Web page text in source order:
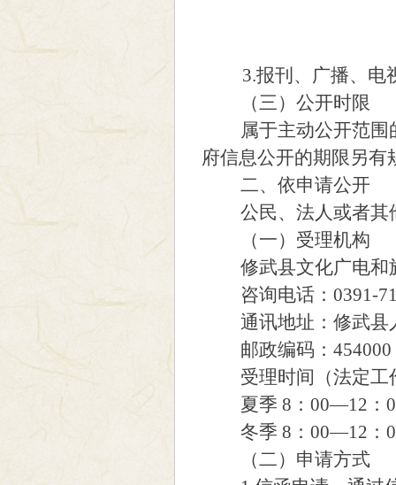
3.报刊、广播、电
（三）公开时限
属于主动公开范围的
府信息公开的期限另有
二、依申请公开
公民、法人或者其他
（一）受理机构
修武县文化广电和
咨询电话：0391-
通讯地址：修武县
邮政编码：454000
受理时间（法定工
夏季 8：00—12：
冬季 8：00—12：
（二）申请方式